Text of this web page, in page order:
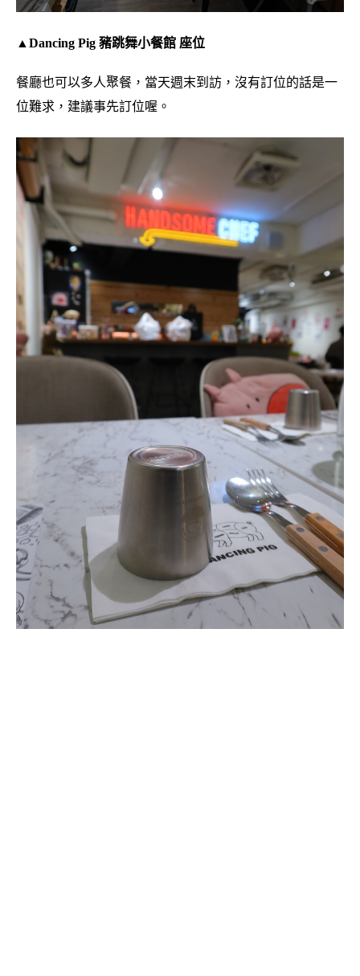
▲Dancing Pig 豬跳舞小餐館 座位
餐廳也可以多人聚餐，當天週末到訪，沒有訂位的話是一
位難求，建議事先訂位喔。